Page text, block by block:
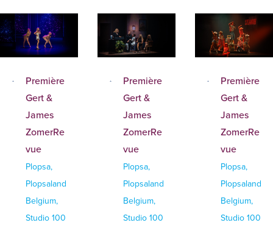
Première
Gert &
James
ZomerRe
vue
Plopsa,
Plopsaland
Belgium,
Studio 100
Première
Gert &
James
ZomerRe
vue
Plopsa,
Plopsaland
Belgium,
Studio 100
Première
Gert &
James
ZomerRe
vue
Plopsa,
Plopsaland
Belgium,
Studio 100